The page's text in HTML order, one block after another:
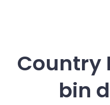
Country
bin